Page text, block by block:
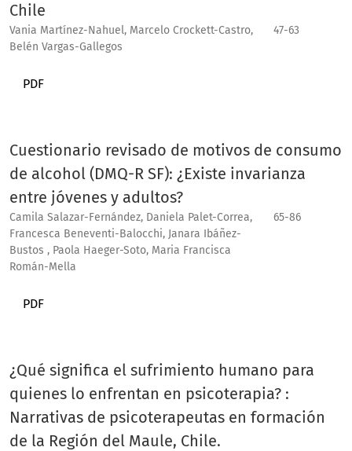
Chile
Vania Martínez-Nahuel, Marcelo Crockett-Castro,
Belén Vargas-Gallegos
47-63
PDF
Cuestionario revisado de motivos de consumo
de alcohol (DMQ-R SF): ¿Existe invarianza
entre jóvenes y adultos?
Camila Salazar-Fernández, Daniela Palet-Correa,
Francesca Beneventi-Balocchi, Janara Ibáñez-
Bustos , Paola Haeger-Soto, Maria Francisca
Román-Mella
65-86
PDF
¿Qué significa el sufrimiento humano para
quienes lo enfrentan en psicoterapia? :
Narrativas de psicoterapeutas en formación
de la Región del Maule, Chile.